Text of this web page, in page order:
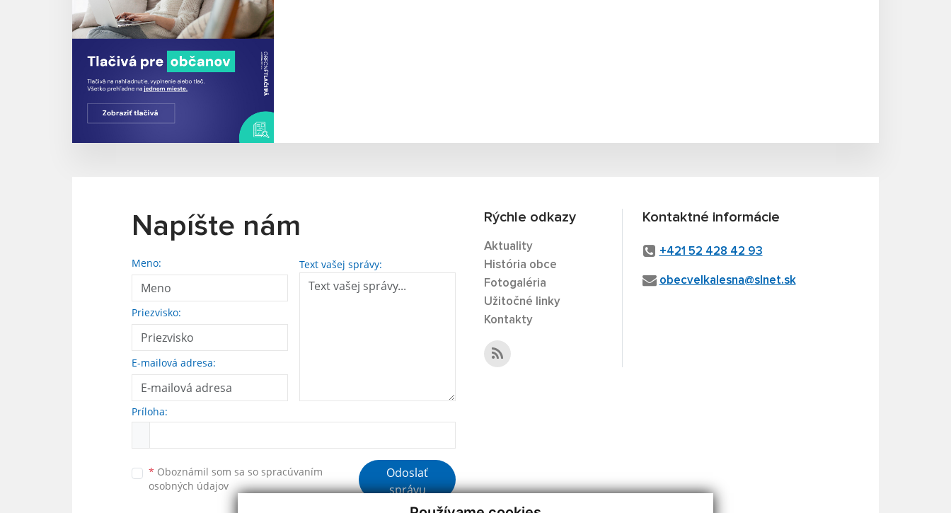
Napíšte nám
Meno:
Priezvisko:
E-mailová adresa:
Text vašej správy:
Príloha:
* Oboznámil som sa so spracúvaním
osobných údajov
Odoslať
správu
Rýchle odkazy
Aktuality
História obce
Fotogaléria
Užitočné linky
Kontakty
Kontaktné informácie
+421 52 428 42 93
obecvelkalesna@slnet.sk